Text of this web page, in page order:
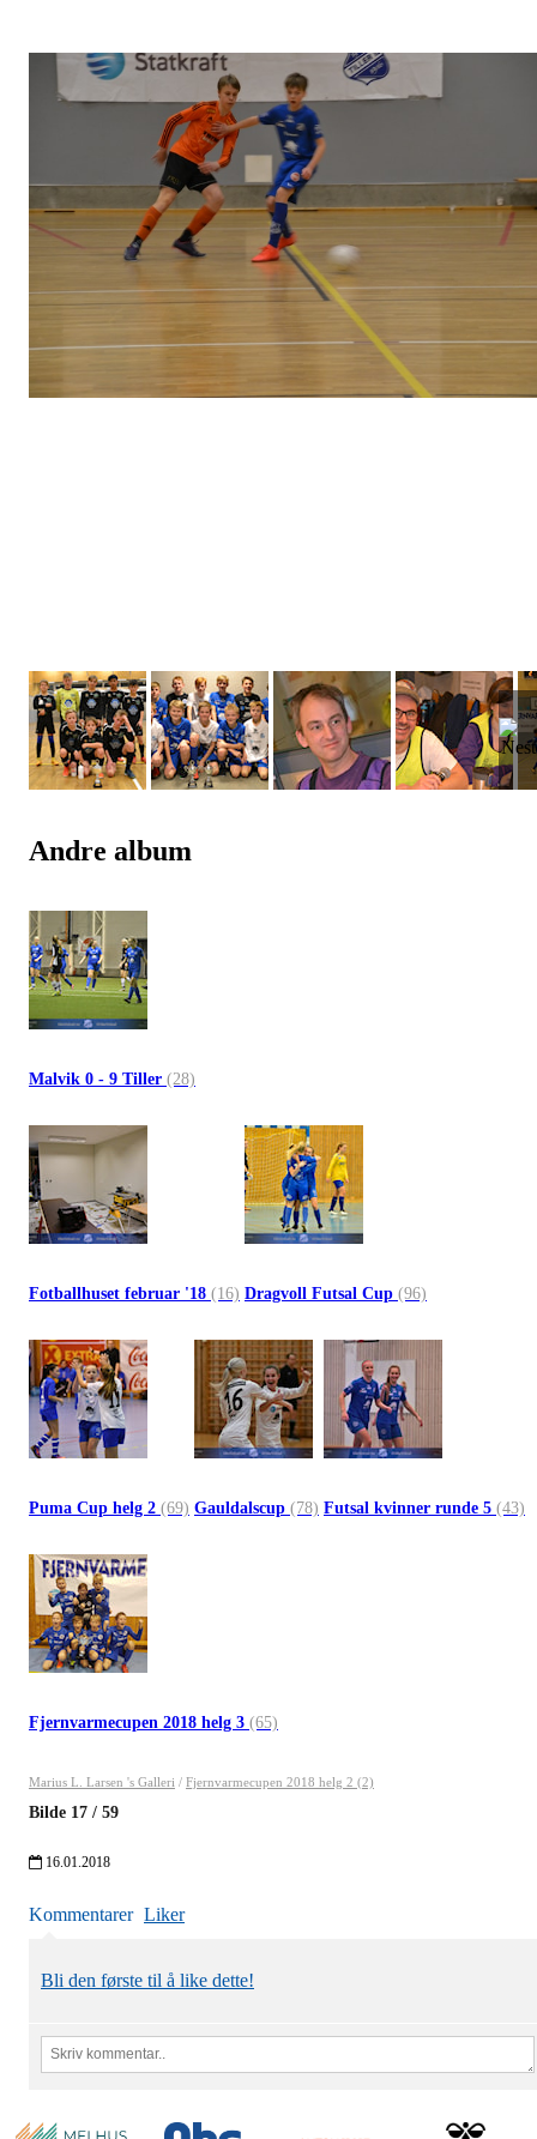
Andre album
Malvik 0 - 9 Tiller (28)
Fotballhuset februar '18 (16) Dragvoll Futsal Cup (96)
Puma Cup helg 2 (69) Gauldalscup (78) Futsal kvinner runde 5 (43)
Fjernvarmecupen 2018 helg 3 (65)
Marius L. Larsen 's Galleri / Fjernvarmecupen 2018 helg 2 (2)
Bilde 17 / 59
16.01.2018
Kommentarer Liker
Bli den første til å like dette!